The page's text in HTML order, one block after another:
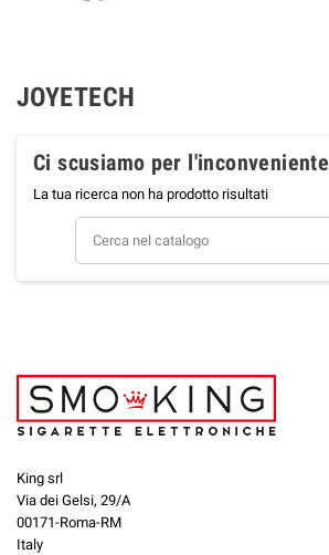
JOYETECH
Ci scusiamo per l'inconveniente
La tua ricerca non ha prodotto risultati
King srl
Via dei Gelsi, 29/A
00171-Roma-RM
Italy